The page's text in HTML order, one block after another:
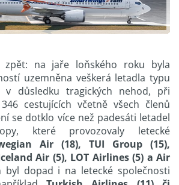
zpět: na jaře loňského roku byla
uzemněna veškerá letadla typu
v důsledku tragických nehod, při
cestujících včetně všech členů
se dotklo více než padesáti letadel
které provozovaly letecké
Air (18), TUI Group (15),
Air (5), LOT Airlines (5) a Air
byl dopad i na letecké společnosti